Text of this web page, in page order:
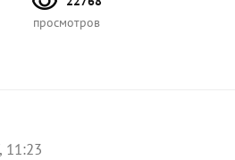
просмотров
11:23